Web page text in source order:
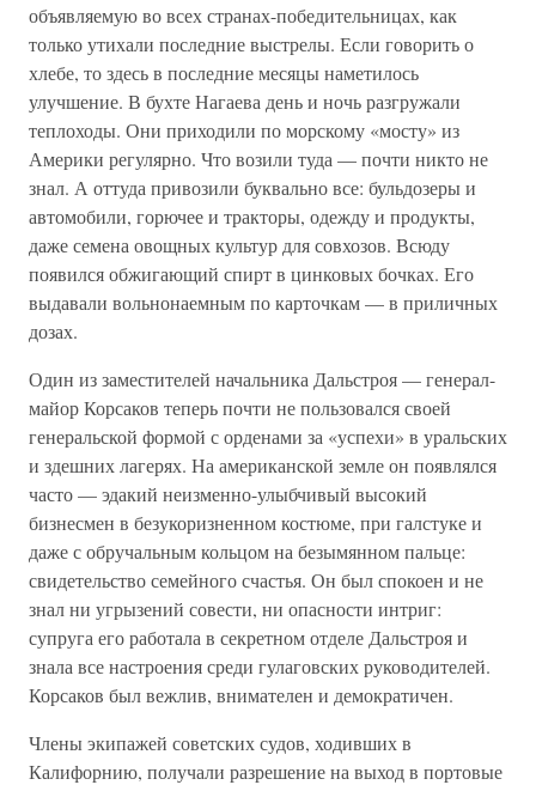
объявляемую во всех странах-победительницах, как
только утихали последние выстрелы. Если говорить о
хлебе, то здесь в последние месяцы наметилось
улучшение. В бухте Нагаева день и ночь разгружали
теплоходы. Они приходили по морскому «мосту» из
Америки регулярно. Что возили туда — почти никто не
знал. А оттуда привозили буквально все: бульдозеры и
автомобили, горючее и тракторы, одежду и продукты,
даже семена овощных культур для совхозов. Всюду
появился обжигающий спирт в цинковых бочках. Его
выдавали вольнонаемным по карточкам — в приличных
дозах.
Один из заместителей начальника Дальстроя — генерал-
майор Корсаков теперь почти не пользовался своей
генеральской формой с орденами за «успехи» в уральских
и здешних лагерях. На американской земле он появлялся
часто — эдакий неизменно-улыбчивый высокий
бизнесмен в безукоризненном костюме, при галстуке и
даже с обручальным кольцом на безымянном пальце:
свидетельство семейного счастья. Он был спокоен и не
знал ни угрызений совести, ни опасности интриг:
супруга его работала в секретном отделе Дальстроя и
знала все настроения среди гулаговских руководителей.
Корсаков был вежлив, внимателен и демократичен.
Члены экипажей советских судов, ходивших в
Калифорнию, получали разрешение на выход в портовые